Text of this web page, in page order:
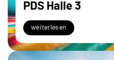
PDS Halle 3
weiterlesen